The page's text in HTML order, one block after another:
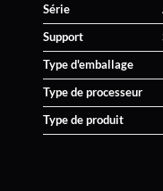
Série
Support
Type d'emballage
Type de processeur
Type de produit